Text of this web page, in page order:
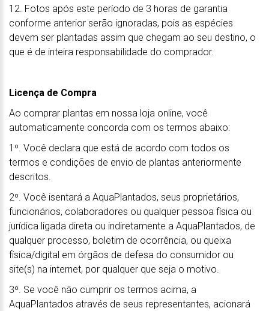
12. Fotos após este período de 3 horas de garantia
conforme anterior serão ignoradas, pois as espécies
devem ser plantadas assim que chegam ao seu destino, o
que é de inteira responsabilidade do comprador.
Licença de Compra
Ao comprar plantas em nossa loja online, você
automaticamente concorda com os termos abaixo:
1º. Você declara que está de acordo com todos os
termos e condições de envio de plantas anteriormente
descritos.
2º. Você isentará a AquaPlantados, seus proprietários,
funcionários, colaboradores ou qualquer pessoa física ou
jurídica ligada direta ou indiretamente a AquaPlantados, de
qualquer processo, boletim de ocorrência, ou queixa
física/digital em órgãos de defesa do consumidor ou
site(s) na internet, por qualquer que seja o motivo.
3º. Se você não cumprir os termos acima, a
AquaPlantados através de seus representantes, acionará